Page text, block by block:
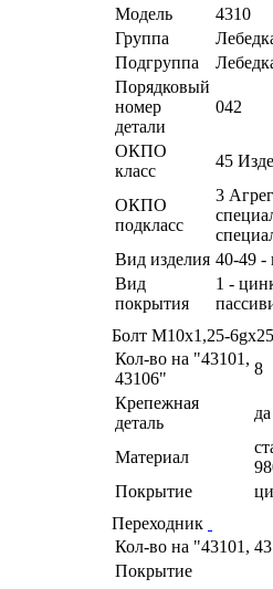
Модель
4310
Группа
Подгруппа
Порядковый
номер
детали
042
ОКПО
класс
45
ОКПО
подкласс
3
Вид изделия 40-49 -
Вид
покрытия
1 -
Болт М10х1,25-
Кол-во на "43101,
43106"
8
Крепежная
деталь
да
Материал
Покрытие
Переходник
Кол-во на "43101,
Покрытие